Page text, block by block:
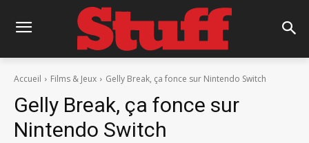
Accueil Films & Jeux Gelly Break, ça fonce sur Nintendo Switch
Gelly Break, ça fonce sur
Nintendo Switch